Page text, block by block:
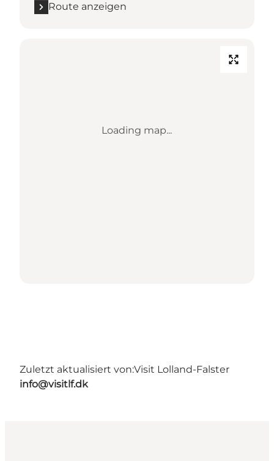
Route anzeigen
Loading map...
Zuletzt aktualisiert von:Visit Lolland-Falster
info@visitlf.dk